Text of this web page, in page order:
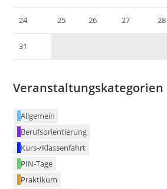
24 25 26 27 28
31
Veranstaltungskategorien
Allgemein
Berufsorientierung
Kurs-/Klassenfahrt
PIN-Tage
Praktikum